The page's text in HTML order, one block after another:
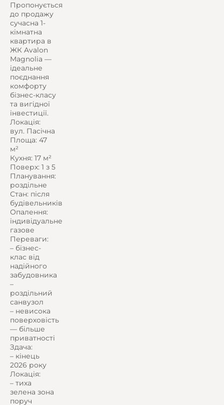
Пропонується
до продажу
сучасна 1-
кімнатна
квартира в
ЖК Avalon
Magnolia —
ідеальне
поєднання
комфорту
бізнес-класу
та вигідної
інвестиції.
Локація:
вул. Пасічна
Площа: 47
м²
Кухня: 17 м²
Поверх: 1 з 5
Планування:
роздільне
Стан: після
будівельників
Опалення:
індивідуальне
газове
Переваги:
– бізнес-
клас від
надійного
забудовника
–
роздільний
санвузол
– невисока
поверховість
— більше
приватності
Здача:
– кінець
2026 року
Локація:
– тиха
зелена зона
поруч